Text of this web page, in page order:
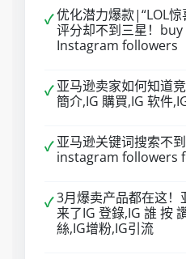
✓优化潜力爆款|“LOL
评分却不到三星！
Instagram followers
✓ 亚马逊卖家如何知道
簡介,IG 購買,IG 软件
✓ 亚马逊关键词搜索不
instagram followers
✓3月爆卖产品都在这！
来了IG 登錄,IG 誰 按
絲,IG增粉,IG引流